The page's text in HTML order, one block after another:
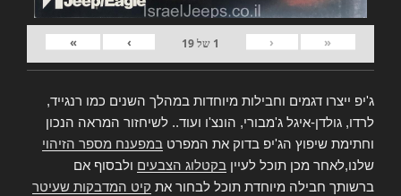
«
‹
1 של19
›
»
ג'יפ ייצרו דגמים וחבילות מיוחדות במהלך השנים כמו רנגייד,
לרדו, גולדן-איגל ג'מבורי, הונצ'ו ועוד.. לשיחזור המראה הנכון
וחתימת שיפוץ הג'יפ בדוק את המפרט במפענח מספר הזיהוי
שלנו,לאחר מכן תוכל לעיין בקטלוג הצבעים ולבסוף אם
ברשותך חבילה מיוחדת תוכל לבחור את קיט המדבקות שעיטר